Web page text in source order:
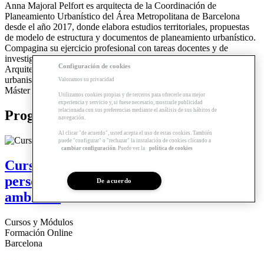
Anna Majoral Pelfort es arquitecta de la Coordinación de
Planeamiento Urbanístico del Área Metropolitana de Barcelona
desde el año 2017, donde elabora estudios territoriales, propuestas
de modelo de estructura y documentos de planeamiento urbanístico.
Compagina su ejercicio profesional con tareas docentes y de
investigación al departamento de Urbanismo de la Escuela de
Arquitectura de Barcelona (ETSAB), donde imparte clases de
urbanismo al Grado en Estudios de Arquitectura y de paisaje en el
Máster de Arquitectura del Paisaje.
Programas relacionados
Curso | El urbanismo al servicio de las
personas. Salud, bienestar social y medio
ambiente
Cursos y Módulos
Formación Online
Barcelona
Configuración de cookies
Valoramos su privacidad
Utilizamos cookies propias y de terceros para ofrecerle una mejor
experiencia y servicio y, si fuese necesario, mostrarle publicidad
relacionada con sus preferencias mediante el análisis de sus hábitos de
navegación.
Al clicar "de acuerdo", usted acepta el uso de estas cookies. También
puede "configurar" o "rechazar" la instalación de cookies clicando a
cambiar configuración. Puede ver la política de cookies
De acuerdo